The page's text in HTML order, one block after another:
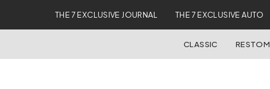
THE 7 EXCLUSIVE JOURNAL THE 7 EXCLUSIVE AUTO
CLASSIC